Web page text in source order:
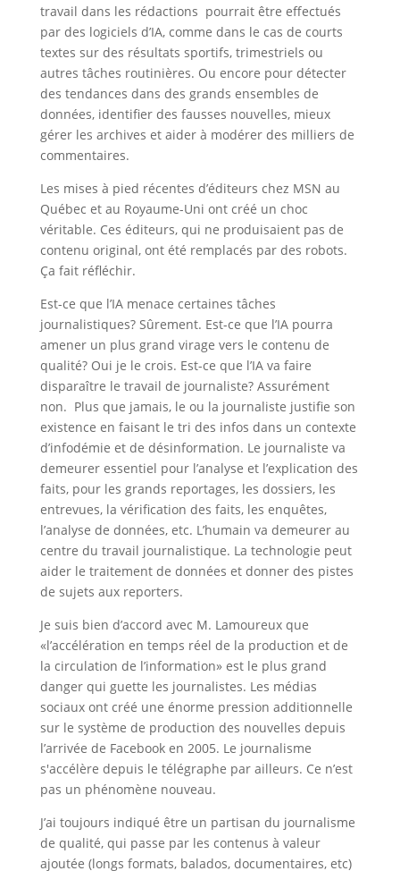
travail dans les rédactions pourrait être effectués
par des logiciels d’IA, comme dans le cas de courts
textes sur des résultats sportifs, trimestriels ou
autres tâches routinières. Ou encore pour détecter
des tendances dans des grands ensembles de
données, identifier des fausses nouvelles, mieux
gérer les archives et aider à modérer des milliers de
commentaires.
Les mises à pied récentes d’éditeurs chez MSN au
Québec et au Royaume-Uni ont créé un choc
véritable. Ces éditeurs, qui ne produisaient pas de
contenu original, ont été remplacés par des robots.
Ça fait réfléchir.
Est-ce que l’IA menace certaines tâches
journalistiques? Sûrement. Est-ce que l’IA pourra
amener un plus grand virage vers le contenu de
qualité? Oui je le crois. Est-ce que l’IA va faire
disparaître le travail de journaliste? Assurément
non. Plus que jamais, le ou la journaliste justifie son
existence en faisant le tri des infos dans un contexte
d’infodémie et de désinformation. Le journaliste va
demeurer essentiel pour l’analyse et l’explication des
faits, pour les grands reportages, les dossiers, les
entrevues, la vérification des faits, les enquêtes,
l’analyse de données, etc. L’humain va demeurer au
centre du travail journalistique. La technologie peut
aider le traitement de données et donner des pistes
de sujets aux reporters.
Je suis bien d’accord avec M. Lamoureux que
«l’accélération en temps réel de la production et de
la circulation de l’information» est le plus grand
danger qui guette les journalistes. Les médias
sociaux ont créé une énorme pression additionnelle
sur le système de production des nouvelles depuis
l’arrivée de Facebook en 2005. Le journalisme
s'accélère depuis le télégraphe par ailleurs. Ce n’est
pas un phénomène nouveau.
J’ai toujours indiqué être un partisan du journalisme
de qualité, qui passe par les contenus à valeur
ajoutée (longs formats, balados, documentaires, etc)